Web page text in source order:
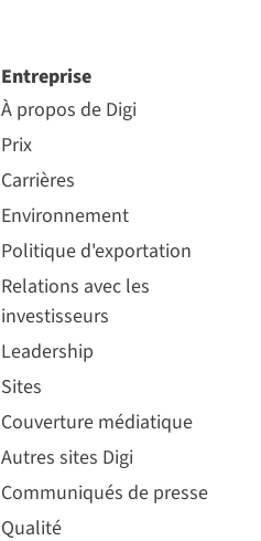
Entreprise
À propos de Digi
Prix
Carrières
Environnement
Politique d'exportation
Relations avec les
investisseurs
Leadership
Sites
Couverture médiatique
Autres sites Digi
Communiqués de presse
Qualité